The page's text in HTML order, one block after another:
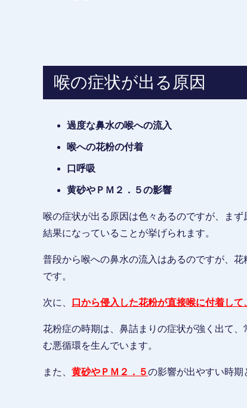
喉の症状が出る原因
過度な鼻水の喉への流入
喉への花粉の付着
口呼吸
黄砂やＰＭ２．５の影響
喉の症状が出る原因は色々あるのですが、まず
結果になっていることが挙げられます。
普段から喉への鼻水の流入はあるのですが、
です。
次に、 口から侵入した花粉が直接喉に付着して
花粉症の時期は、鼻詰まりの症状が強く出て、
む悪循環を生んでいます。
また、 黄砂やＰＭ２．５の影響が出やすい時期